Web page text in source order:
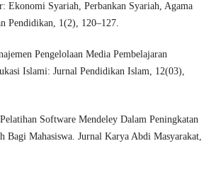
Ekonomi Syariah, Perbankan Syariah, Agama
Pendidikan, 1(2), 120–127.
Pengelolaan Media Pembelajaran
Islami: Jurnal Pendidikan Islam, 12(03),
Software Mendeley Dalam Peningkatan
Mahasiswa. Jurnal Karya Abdi Masyarakat,